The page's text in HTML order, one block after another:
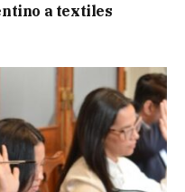
a textiles